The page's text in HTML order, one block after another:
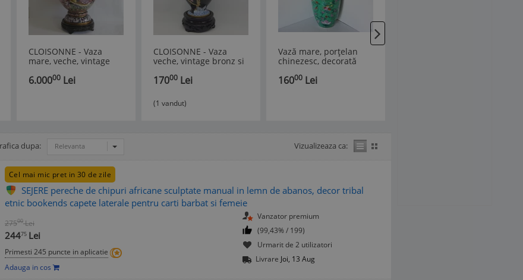
CLOISONNE - Vaza
mare, veche, vintage
6.00000 Lei
CLOISONNE - Vaza
veche, vintage bronz si
17000 Lei
(1 vandut)
Vază mare, porțelan
chinezesc, decorată
Famille Verte Wu kai -
16000 Lei
dupa: Relevanta Vizualizeaza ca:
Cel mai mic pret in 30 de zile
SEJERE pereche de chipuri africane sculptate manual in lemn de abanos, decor tribal
etnic bookends capete laterale pentru carti barbat si femeie
27500 Lei
24475 Lei
Primesti 245 puncte in aplicatie
Adauga in cos
Vanzator premium
(99,43% / 199)
Urmarit de 2 utilizatori
Livrare Joi, 13 Aug